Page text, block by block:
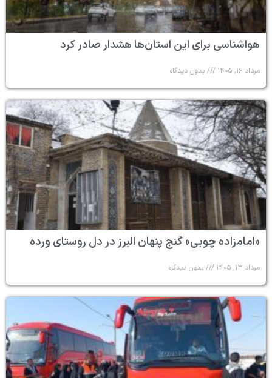
هواشناسی برای این استان‌ها هشدار صادر کرد
مرداد ۱۶, ۱۴۰۵ بدون دیدگاه
«امامزاده چوبی» گنج پنهان البرز در دل روستای ورده
مرداد ۱۳, ۱۴۰۵ بدون دیدگاه